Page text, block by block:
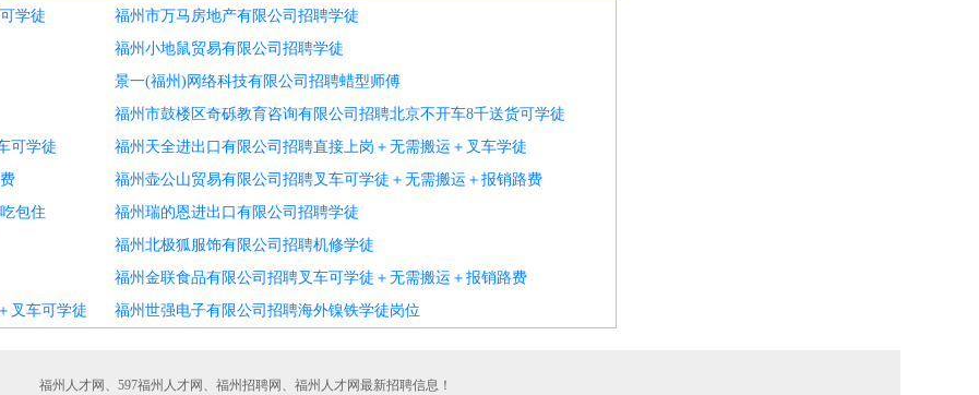
学徒
福州市万马房地产有限公司招聘学徒
福州小地鼠贸易有限公司招聘学徒
景一(福州)网络科技有限公司招聘蜡型师傅
福州市鼓楼区奇砾教育咨询有限公司招聘北京不开车8千送货可学徒
可学徒
福州天全进出口有限公司招聘直接上岗＋无需搬运＋叉车学徒
福州壶公山贸易有限公司招聘叉车可学徒＋无需搬运＋报销路费
包住
福州瑞的恩进出口有限公司招聘学徒
福州北极狐服饰有限公司招聘机修学徒
福州金联食品有限公司招聘叉车可学徒＋无需搬运＋报销路费
叉车可学徒
福州世强电子有限公司招聘海外镍铁学徒岗位
福州人才网、597福州人才网、福州招聘网、福州人才网最新招聘信息！